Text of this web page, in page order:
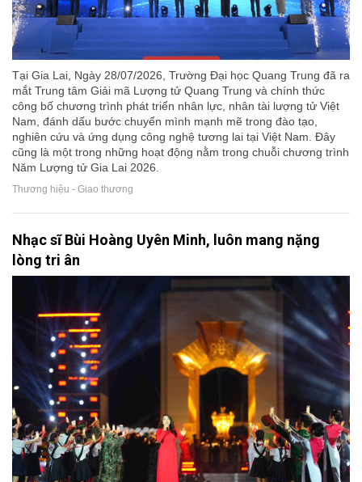
Tại Gia Lai, Ngày 28/07/2026, Trường Đại học Quang Trung đã ra
mắt Trung tâm Giải mã Lượng tử Quang Trung và chính thức
công bố chương trình phát triển nhân lực, nhân tài lượng tử Việt
Nam, đánh dấu bước chuyển mình mạnh mẽ trong đào tạo,
nghiên cứu và ứng dụng công nghệ tương lai tại Việt Nam. Đây
cũng là một trong những hoạt động nằm trong chuỗi chương trình
Năm Lượng tử Gia Lai 2026.
Thương hiệu - Giao thương
Nhạc sĩ Bùi Hoàng Uyên Minh, luôn mang nặng
lòng tri ân